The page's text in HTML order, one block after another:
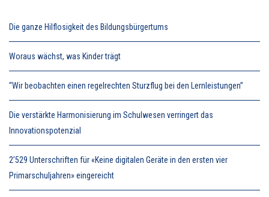
Die ganze Hilflosigkeit des Bildungsbürgertums
Woraus wächst, was Kinder trägt
“Wir beobachten einen regelrechten Sturzflug bei den Lernleistungen”
Die verstärkte Harmonisierung im Schulwesen verringert das
Innovationspotenzial
2’529 Unterschriften für «Keine digitalen Geräte in den ersten vier
Primarschuljahren» eingereicht